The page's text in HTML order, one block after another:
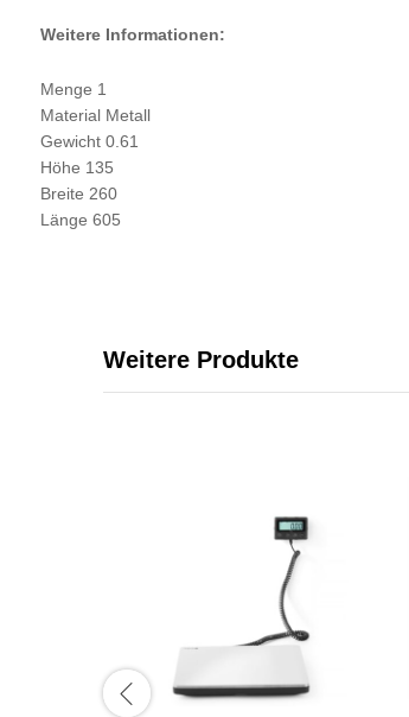
Weitere Informationen:
Menge 1
Material Metall
Gewicht 0.61
Höhe 135
Breite 260
Länge 605
Weitere Produkte